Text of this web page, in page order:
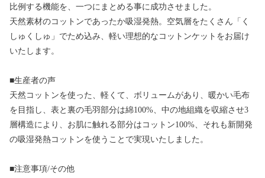
比例する機能を、一つにまとめる事に成功させました。
天然素材のコットンであったか吸湿発熱。空気層をたくさん「く
しゅくしゅ」でため込み、軽い理想的なコットンケットをお届け
いたします。
■生産者の声
天然コットンを使った、軽くて、ボリュームがあり、暖かい毛布
を目指し、表と裏の毛羽部分は綿100%、中の地組織を収縮させ3
層構造により、お肌に触れる部分はコットン100%、それも新開発
の吸湿発熱コットンを使うことで実現いたしました。
■注意事項/その他